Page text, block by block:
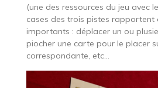
(une des ressources du jeu avec
cases des trois pistes rapportent
importants : déplacer un ou
piocher une carte pour le placer
correspondante, etc…